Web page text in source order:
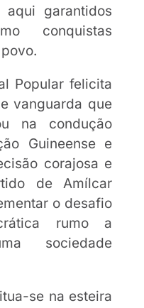
garantidos
conquistas
Popular felicita
vanguarda que
na condução
Guineense e
corajosa e
de Amílcar
o desafio
rumo a
sociedade
se na esteira